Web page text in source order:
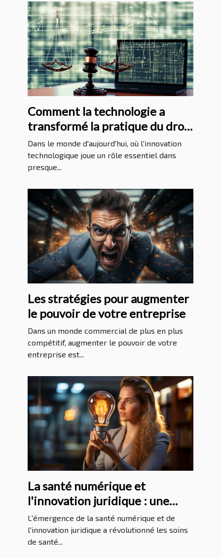
Comment la technologie a
transformé la pratique du droit
au Massachusetts
Dans le monde d'aujourd'hui, où l'innovation
technologique joue un rôle essentiel dans
presque...
Les stratégies pour augmenter
le pouvoir de votre entreprise
Dans un monde commercial de plus en plus
compétitif, augmenter le pouvoir de votre
entreprise est...
La santé numérique et
l'innovation juridique : une
analyse approfondie
L'émergence de la santé numérique et de
l'innovation juridique a révolutionné les soins
de santé...